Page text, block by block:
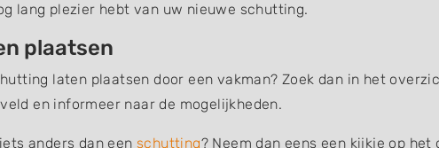
lang plezier hebt van uw nieuwe schutting.
plaatsen
laten plaatsen door een vakman? Zoek dan in het
en informeer naar de mogelijkheden.
anders dan een schutting? Neem dan eens een kijkje op